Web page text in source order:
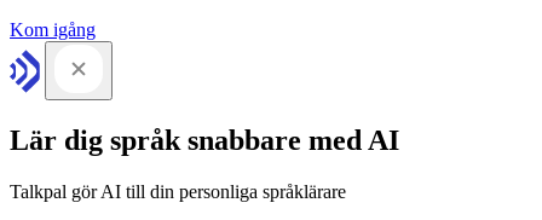
Kom igång
Lär dig språk snabbare med AI
Talkpal gör AI till din personliga språklärare